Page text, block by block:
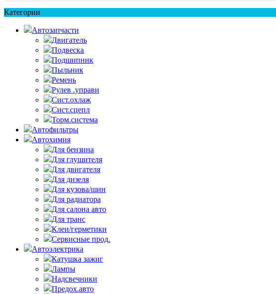
Категории
Автозапчасти
Двигатель
Подвеска
Подшипник
Пыльник
Ремень
Рулев .управи
Сист.охлаж
Сист.сцепл
Торм.система
Автофильтры
Автохимия
Для бензина
Для глушителя
Для двигателя
Для дизеля
Для кузова/шин
Для радиатора
Для салона авто
Для транс
Клеи/герметики
Сервисные прод.
Автоэлектрика
Катушка зажиг
Лампы
Надсвечники
Предох.авто